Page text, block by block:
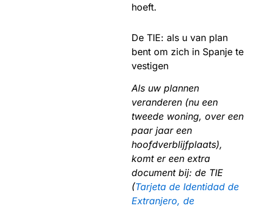
hoeft.
De TIE: als u van plan
bent om zich in Spanje te
vestigen
Als uw plannen
veranderen (nu een
tweede woning, over een
paar jaar een
hoofdverblijfplaats),
komt er een extra
document bij: de TIE
(Tarjeta de Identidad de
Extranjero, de